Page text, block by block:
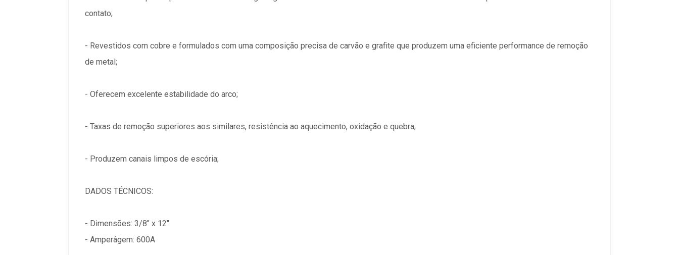
contato;
- Revestidos com cobre e formulados com uma composição precisa de carvão e grafite que produzem uma eficiente performance de remoção
de metal;
- Oferecem excelente estabilidade do arco;
- Taxas de remoção superiores aos similares, resistência ao aquecimento, oxidação e quebra;
- Produzem canais limpos de escória;
DADOS TÉCNICOS:
- Dimensões: 3/8" x 12"
- Amperâgem: 600A